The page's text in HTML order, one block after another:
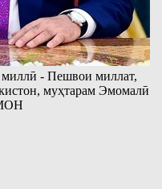
миллӣ - Пешвои миллат,
муҳтарам Эмомалӣ